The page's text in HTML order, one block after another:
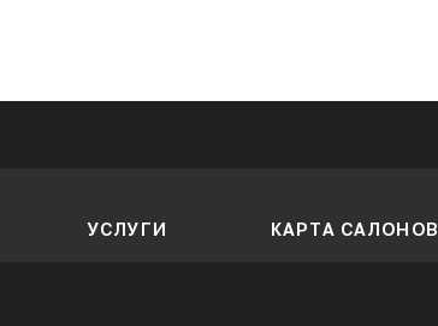
УСЛУГИ КАРТА САЛОНОВ